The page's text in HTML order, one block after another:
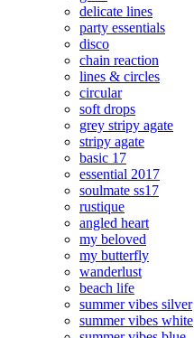
delicate lines
party essentials
disco
chain reaction
lines & circles
circular
soft drops
grey stripy agate
stripy agate
basic 17
essential 2017
soulmate ss17
rustique
angled heart
my beloved
my butterfly
wanderlust
beach life
summer vibes silver
summer vibes white